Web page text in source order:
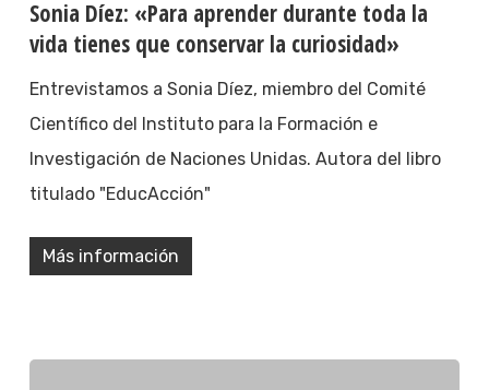
Sonia Díez: «Para aprender durante toda la
vida tienes que conservar la curiosidad»
Entrevistamos a Sonia Díez, miembro del Comité
Científico del Instituto para la Formación e
Investigación de Naciones Unidas. Autora del libro
titulado "EducAcción"
Más información